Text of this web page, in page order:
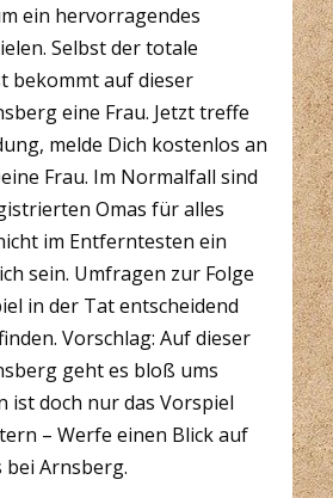
ein hervorragendes
Selbst der totale
bekommt auf dieser
eine Frau. Jetzt treffe
melde Dich kostenlos an
Frau. Im Normalfall sind
Omas für alles
im Entferntesten ein
sein. Umfragen zur Folge
in der Tat entscheidend
Vorschlag: Auf dieser
geht es bloß ums
ist doch nur das Vorspiel
– Werfe einen Blick auf
bei Arnsberg.